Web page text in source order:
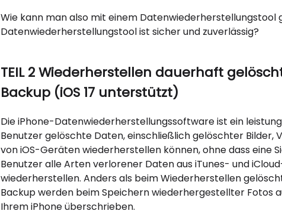
Wie kann man also mit einem
Datenwiederherstellungstool ist sicher und zuverlässig?
TEIL 2 Wiederherstellen dauerhaft
Backup (iOS 17 unterstützt)
Die iPhone-Datenwiederherstellungssoftware ist ein
Benutzer gelöschte Daten, einschließlich gelöschter Bilder,
von iOS-Geräten wiederherstellen können, ohne dass eine
Benutzer alle Arten verlorener Daten aus iTunes- und
wiederherstellen. Anders als beim Wiederherstellen
Backup werden beim Speichern wiederhergestellter Fotos
Ihrem iPhone überschrieben.